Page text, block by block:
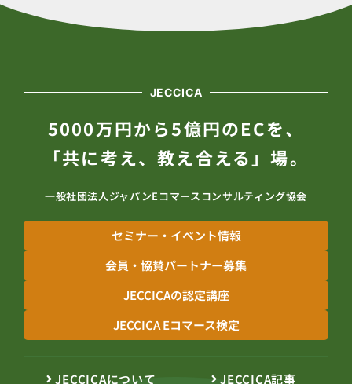
JECCICA
5000万円から5億円のECを、
「共に考え、教え合える」場。
一般社団法人ジャパンEコマースコンサルティング協会
セミナー・イベント情報
会員・協賛パートナー募集
JECCICAの認定講座
JECCICA Eコマース検定
JECCICAについて JECCICA記事